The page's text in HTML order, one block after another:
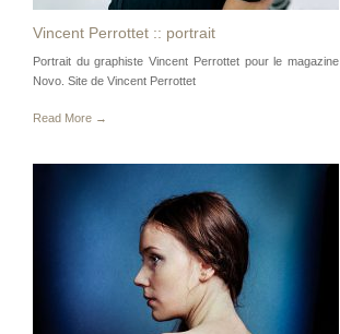
Vincent Perrottet :: portrait
Portrait du graphiste Vincent Perrottet pour le magazine
Novo. Site de Vincent Perrottet
Read More →